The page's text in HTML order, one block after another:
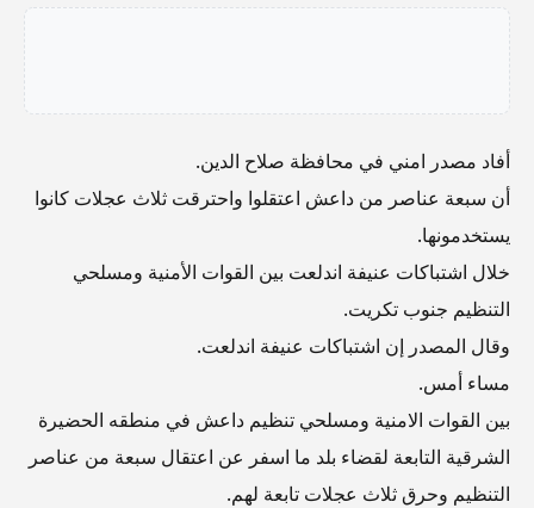
أفاد مصدر امني في محافظة صلاح الدين.
أن سبعة عناصر من داعش اعتقلوا واحترقت ثلاث عجلات كانوا
يستخدمونها.
خلال اشتباكات عنيفة اندلعت بين القوات الأمنية ومسلحي
التنظيم جنوب تكريت.
وقال المصدر إن اشتباكات عنيفة اندلعت.
مساء أمس.
بين القوات الامنية ومسلحي تنظيم داعش في منطقه الحضيرة
الشرقية التابعة لقضاء بلد ما اسفر عن اعتقال سبعة من عناصر
التنظيم وحرق ثلاث عجلات تابعة لهم.